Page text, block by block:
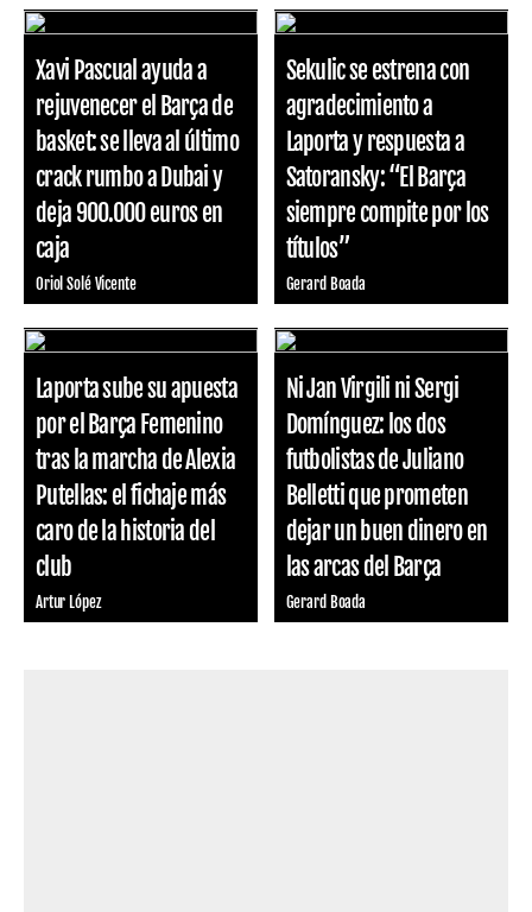
Xavi Pascual ayuda a
rejuvenecer el Barça de
basket: se lleva al último
crack rumbo a Dubai y
deja 900.000 euros en
caja
Oriol Solé Vicente
Sekulic se estrena con
agradecimiento a
Laporta y respuesta a
Satoransky: “El Barça
siempre compite por los
títulos”
Gerard Boada
Laporta sube su apuesta
por el Barça Femenino
tras la marcha de Alexia
Putellas: el fichaje más
caro de la historia del
club
Artur López
Ni Jan Virgili ni Sergi
Domínguez: los dos
futbolistas de Juliano
Belletti que prometen
dejar un buen dinero en
las arcas del Barça
Gerard Boada